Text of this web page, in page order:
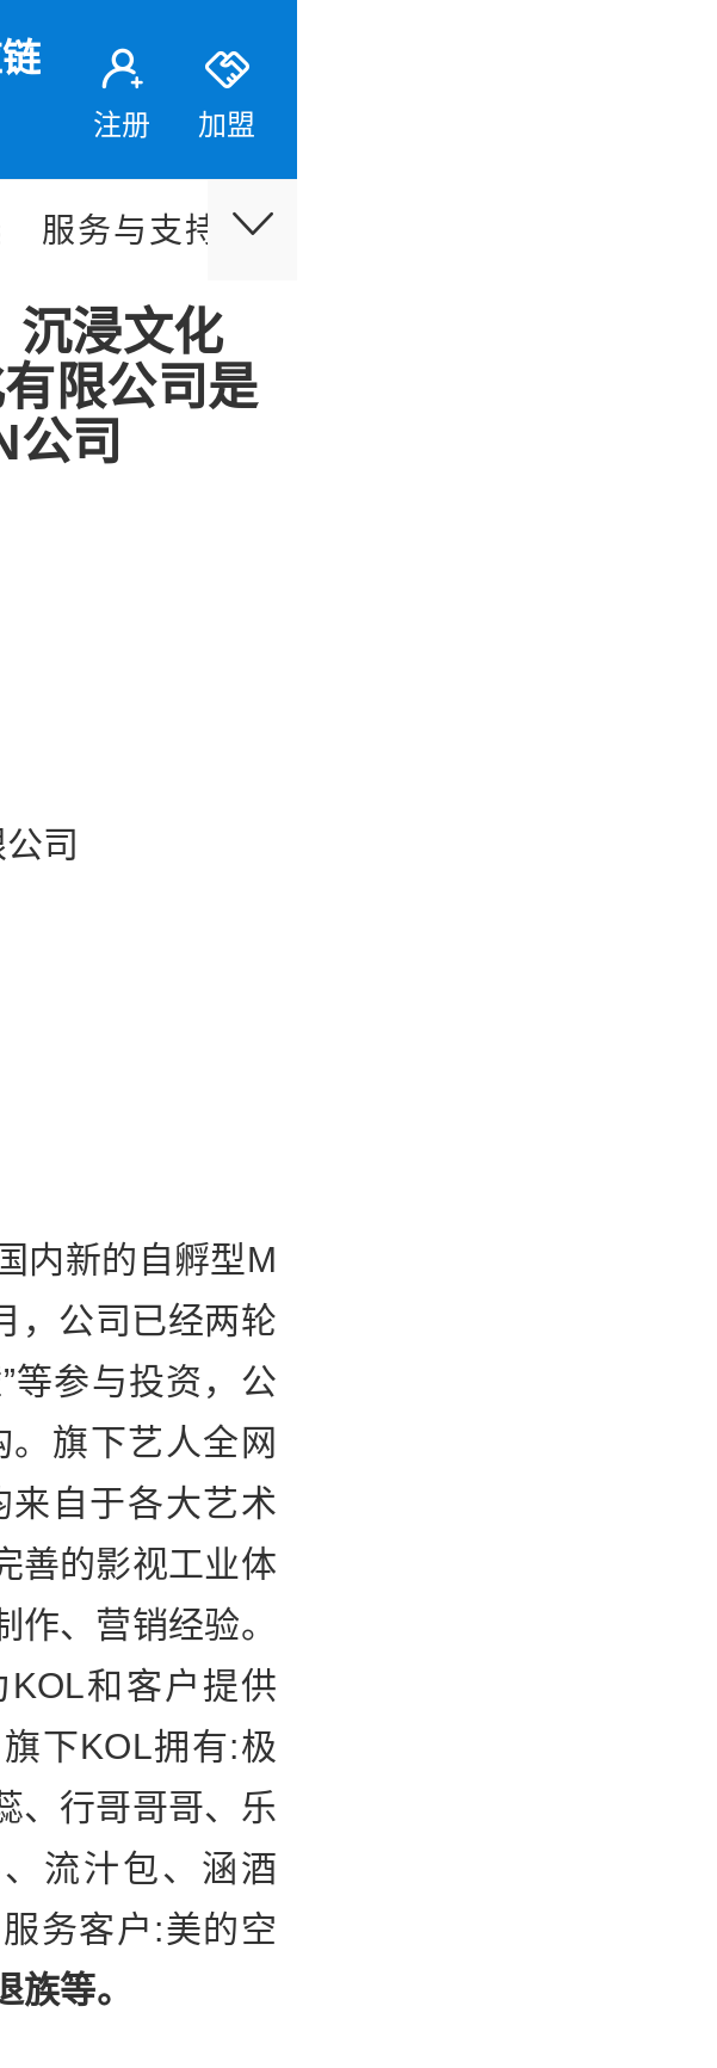
注册 加盟
服务与支持 伙伴合作
沉浸文化
限公司是
公司
司
内新的自孵型M
，公司已经两轮
等参与投资，公
旗下艺人全网
自于各大艺术
善的影视工业体
、营销经验。
和客户提供
下KOL拥有:极
、行哥哥哥、乐
流汁包、涵酒
务客户:美的空
族等。